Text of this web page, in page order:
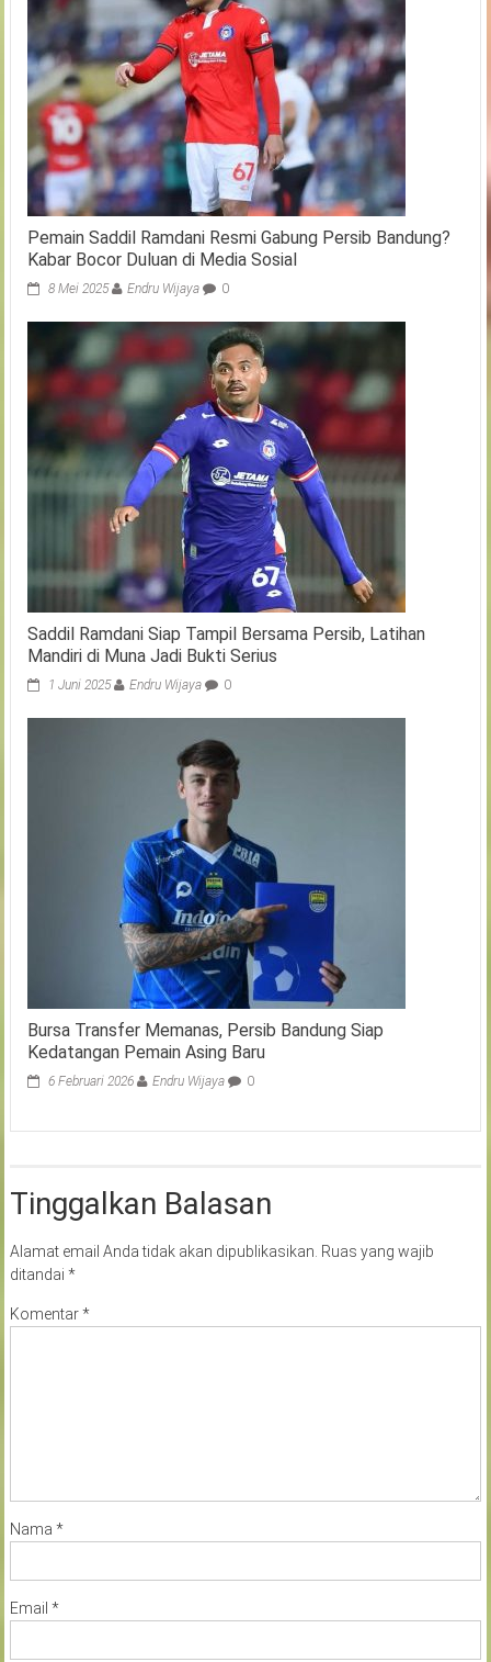
Pemain Saddil Ramdani Resmi Gabung Persib Bandung?
Kabar Bocor Duluan di Media Sosial
8 Mei 2025 Endru Wijaya 0
Saddil Ramdani Siap Tampil Bersama Persib, Latihan
Mandiri di Muna Jadi Bukti Serius
1 Juni 2025 Endru Wijaya 0
Bursa Transfer Memanas, Persib Bandung Siap
Kedatangan Pemain Asing Baru
6 Februari 2026 Endru Wijaya 0
Tinggalkan Balasan
Alamat email Anda tidak akan dipublikasikan. Ruas yang wajib
ditandai *
Komentar*
Nama *
Email *